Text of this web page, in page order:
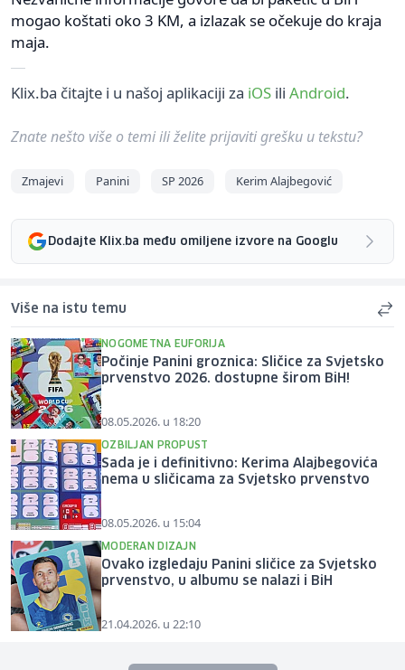
mogao koštati oko 3 KM, a izlazak se očekuje do kraja
maja.
Klix.ba čitajte i u našoj aplikaciji za iOS ili Android.
Znate nešto više o temi ili želite prijaviti grešku u tekstu?
Zmajevi Panini SP 2026 Kerim Alajbegović
Dodajte Klix.ba među omiljene izvore na Googlu
Više na istu temu
NOGOMETNA EUFORIJA
Počinje Panini groznica: Sličice za Svjetsko
prvenstvo 2026. dostupne širom BiH!
08.05.2026. u 18:20
OZBILJAN PROPUST
Sada je i definitivno: Kerima Alajbegovića
nema u sličicama za Svjetsko prvenstvo
08.05.2026. u 15:04
MODERAN DIZAJN
Ovako izgledaju Panini sličice za Svjetsko
prvenstvo, u albumu se nalazi i BiH
21.04.2026. u 22:10